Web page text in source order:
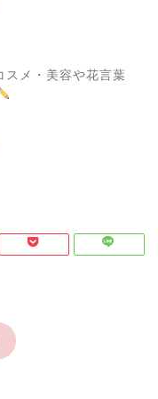
メ・美容や花言葉